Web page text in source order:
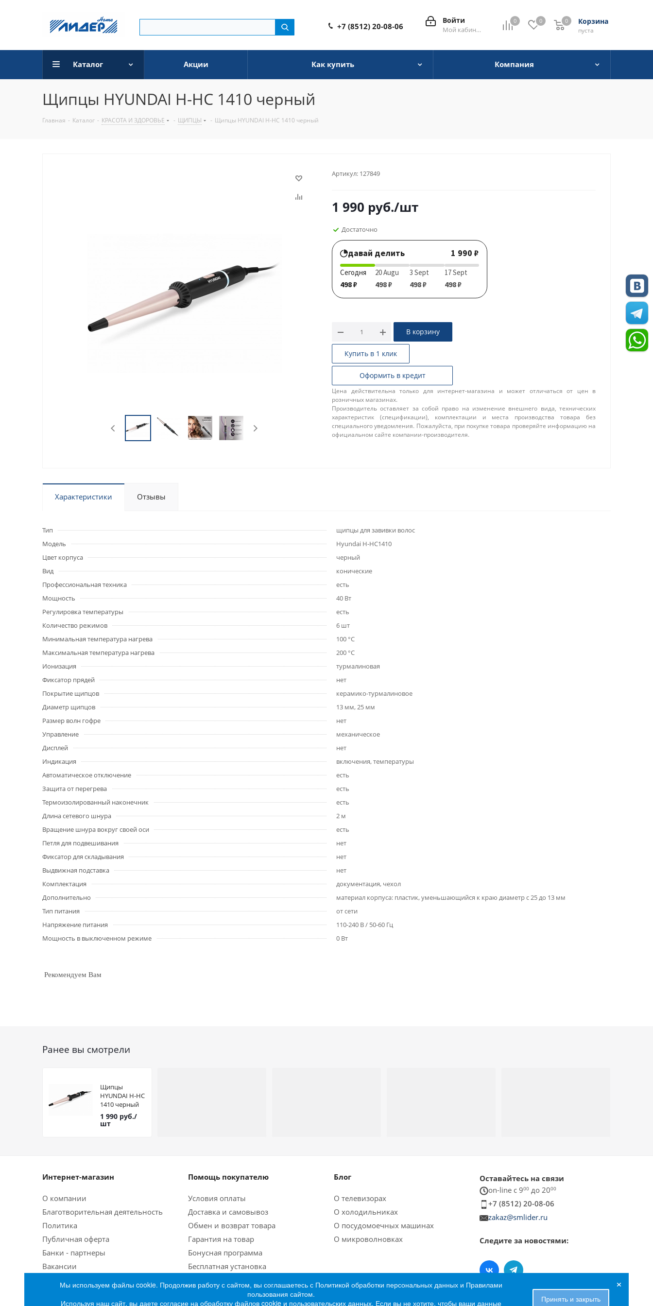
0 0 Корзина
0
пуста
0
Войти
Мой кабинет
+7 (8512) 20-08-06
Каталог Акции Как купить Компания
Щипцы HYUNDAI H-HC 1410 черный
Главная - Каталог - КРАСОТА И ЗДОРОВЬЕ - ЩИПЦЫ - Щипцы HYUNDAI H-HC 1410 черный
Артикул: 127849
1 990 руб./шт
Достаточно
давай делить 1 990 ₽
Сегодня
498 ₽
20 Augu
498 ₽
3 Sept
498 ₽
17 Sept
498 ₽
В корзину
Купить в 1 клик
Оформить в кредит
Цена действительна только для интернет-магазина и может отличаться от цен в
розничных магазинах.
Производитель оставляет за собой право на изменение внешнего вида, технических
характеристик (спецификации), комплектации и места производства товара без
специального уведомления. Пожалуйста, при покупке товара проверяйте информацию на
официальном сайте компании-производителя.
Характеристики Отзывы
Тип
щипцы для завивки волос
Модель
Hyundai H-HC1410
Цвет корпуса
черный
Вид
конические
Профессиональная техника
есть
Мощность
40 Вт
Регулировка температуры
есть
Количество режимов
6 шт
Минимальная температура нагрева
100 °C
Максимальная температура нагрева
200 °C
Ионизация
турмалиновая
Фиксатор прядей
нет
Покрытие щипцов
керамико-турмалиновое
Диаметр щипцов
13 мм, 25 мм
Размер волн гофре
нет
Управление
механическое
Дисплей
нет
Индикация
включения, температуры
Автоматическое отключение
есть
Защита от перегрева
есть
Термоизолированный наконечник
есть
Длина сетевого шнура
2 м
Вращение шнура вокруг своей оси
есть
Петля для подвешивания
нет
Фиксатор для складывания
нет
Выдвижная подставка
нет
Комплектация
документация, чехол
Дополнительно
материал корпуса: пластик, уменьшающийся к краю диаметр с 25 до 13 мм
Тип питания
от сети
Напряжение питания
110-240 В / 50-60 Гц
Мощность в выключенном режиме
0 Вт
Рекомендуем Вам
Ранее вы смотрели
Щипцы
HYUNDAI H-HC
1410 черный
1 990 руб./
шт
Интернет-магазин
О компании
Благотворительная деятельность
Политика
Публичная оферта
Банки - партнеры
Вакансии
Помощь покупателю
Условия оплаты
Доставка и самовывоз
Обмен и возврат товара
Гарантия на товар
Бонусная программа
Бесплатная установка
Блог
О телевизорах
О холодильниках
О посудомоечных машинах
О микроволновках
Оставайтесь на связи
on-line c 900 до 2000
+7 (8512) 20-08-06
zakaz@smlider.ru
Следите за новостями:
Мы используем файлы cookie. Продолжив работу с сайтом, вы соглашаетесь с Политикой обработки персональных данных и Правилами
пользования сайтом.
Используя наш сайт, вы даете согласие на обработку файлов cookie и пользовательских данных. Если вы не хотите, чтобы ваши данные
Принять и закрыть
×